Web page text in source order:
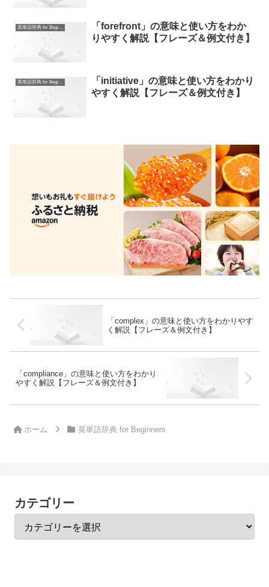
英単語辞典 for Beginners
「forefront」の意味と使い方をわか
りやすく解説【フレーズ＆例文付き】
英単語辞典 for Beginners
「initiative」の意味と使い方をわかり
やすく解説【フレーズ＆例文付き】
「complex」の意味と使い方をわかりやす
く解説【フレーズ＆例文付き】
「compliance」の意味と使い方をわかり
やすく解説【フレーズ＆例文付き】
ホーム 英単語辞典 for Beginners
カテゴリー